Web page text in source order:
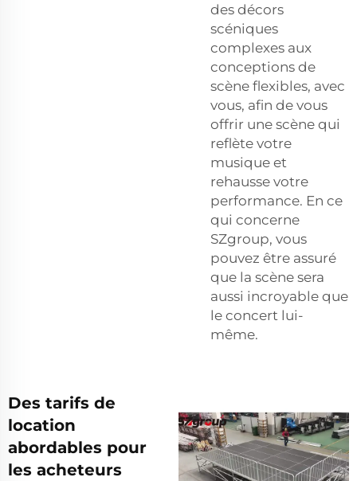
des décors
scéniques
complexes aux
conceptions de
scène flexibles, avec
vous, afin de vous
offrir une scène qui
reflète votre
musique et
rehausse votre
performance. En ce
qui concerne
SZgroup, vous
pouvez être assuré
que la scène sera
aussi incroyable que
le concert lui-
même.
Des tarifs de
location
abordables pour
les acheteurs